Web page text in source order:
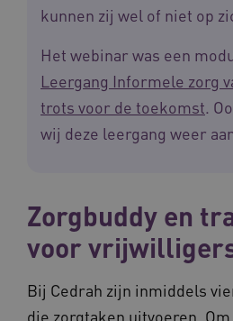
kunnen zij wel of niet op
Het webinar was een
Leergang Informele zorg
trots voor de toekomst .
wij deze leergang weer
Zorgbuddy en
voor
Bij Cedrah zijn inmiddels
die zorgtaken uitvoeren.
Naam
AWSALB